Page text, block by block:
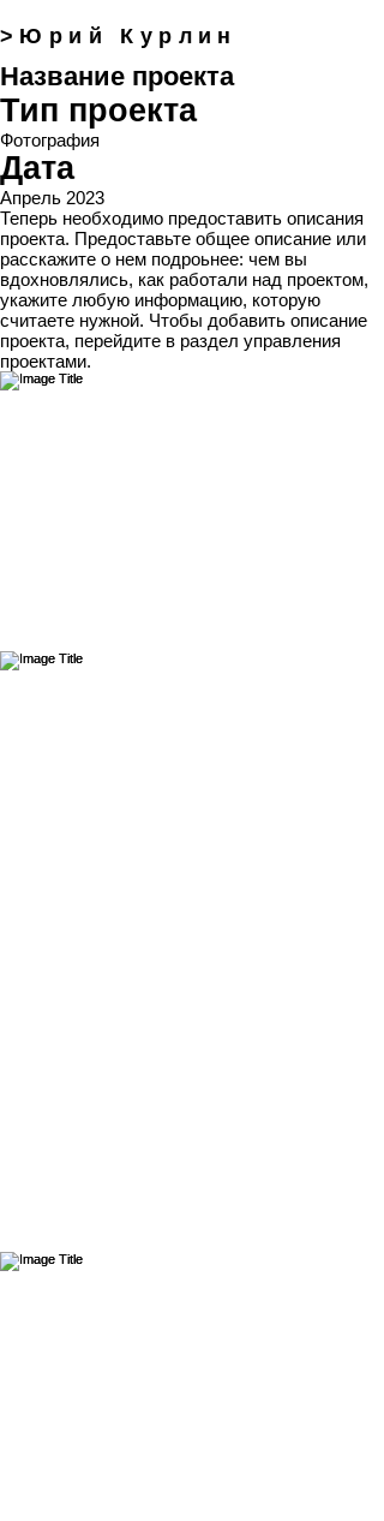
>Юрий Курлин
Название проекта
Тип проекта
Фотография
Дата
Апрель 2023
Теперь необходимо предоставить описания
проекта. Предоставьте общее описание или
расскажите о нем подроьнее: чем вы
вдохновлялись, как работали над проектом,
укажите любую информацию, которую
считаете нужной. Чтобы добавить описание
проекта, перейдите в раздел управления
проектами.